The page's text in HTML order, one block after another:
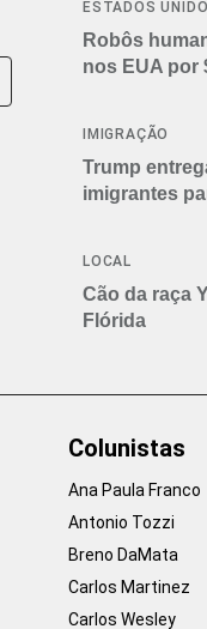
ESTADOS
Robôs
nos EUA por
IMIGRAÇÃO
Trump
imigrantes
LOCAL
Cão da raça
Flórida
Colunistas
Ana Paula Franco
Antonio Tozzi
Breno DaMata
Carlos Martinez
Carlos Wesley